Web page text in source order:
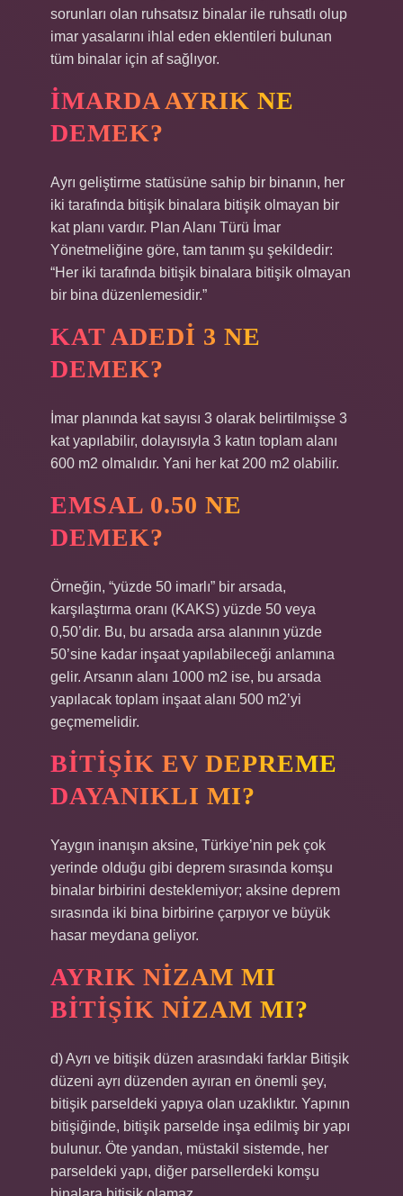
sorunları olan ruhsatsız binalar ile ruhsatlı olup
imar yasalarını ihlal eden eklentileri bulunan
tüm binalar için af sağlıyor.
İMARDA AYRIK NE
DEMEK?
Ayrı geliştirme statüsüne sahip bir binanın, her
iki tarafında bitişik binalara bitişik olmayan bir
kat planı vardır. Plan Alanı Türü İmar
Yönetmeliğine göre, tam tanım şu şekildedir:
“Her iki tarafında bitişik binalara bitişik olmayan
bir bina düzenlemesidir.”
KAT ADEDI 3 NE
DEMEK?
İmar planında kat sayısı 3 olarak belirtilmişse 3
kat yapılabilir, dolayısıyla 3 katın toplam alanı
600 m2 olmalıdır. Yani her kat 200 m2 olabilir.
EMSAL 0.50 NE
DEMEK?
Örneğin, “yüzde 50 imarlı” bir arsada,
karşılaştırma oranı (KAKS) yüzde 50 veya
0,50’dir. Bu, bu arsada arsa alanının yüzde
50’sine kadar inşaat yapılabileceği anlamına
gelir. Arsanın alanı 1000 m2 ise, bu arsada
yapılacak toplam inşaat alanı 500 m2’yi
geçmemelidir.
BITIŞIK EV DEPREME
DAYANIKLI MI?
Yaygın inanışın aksine, Türkiye’nin pek çok
yerinde olduğu gibi deprem sırasında komşu
binalar birbirini desteklemiyor; aksine deprem
sırasında iki bina birbirine çarpıyor ve büyük
hasar meydana geliyor.
AYRIK NIZAM MI
BITIŞIK NIZAM MI?
d) Ayrı ve bitişik düzen arasındaki farklar Bitişik
düzeni ayrı düzenden ayıran en önemli şey,
bitişik parseldeki yapıya olan uzaklıktır. Yapının
bitişiğinde, bitişik parselde inşa edilmiş bir yapı
bulunur. Öte yandan, müstakil sistemde, her
parseldeki yapı, diğer parsellerdeki komşu